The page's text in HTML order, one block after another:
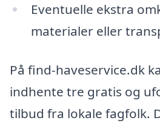
Eventuelle ekstra
materialer eller
På find-haveservice.dk
indhente tre gratis og
tilbud fra lokale fagfolk.